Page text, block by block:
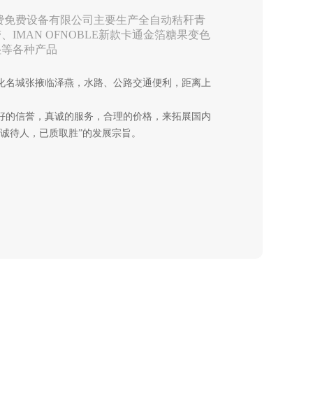
费设备有限公司主要生产全自动秸秆青
IMAN OFNOBLE新款卡通金箔糖果变色
各种产品
名城张掖临泽燕，水路、公路交通便利，距离上
的信誉，真诚的服务，合理的价格，来拓展国内
待人，已质取胜”的发展宗旨。